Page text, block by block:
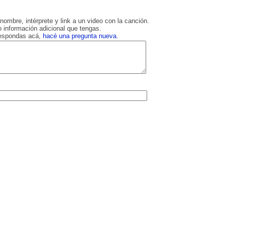
intérprete y link a un video con la canción.
adicional que tengas.
acá,
hacé una pregunta nueva.